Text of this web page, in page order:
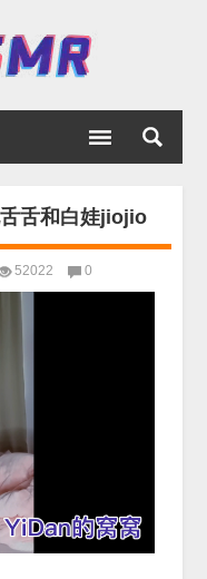
舌和白娃jiojio
52022 0